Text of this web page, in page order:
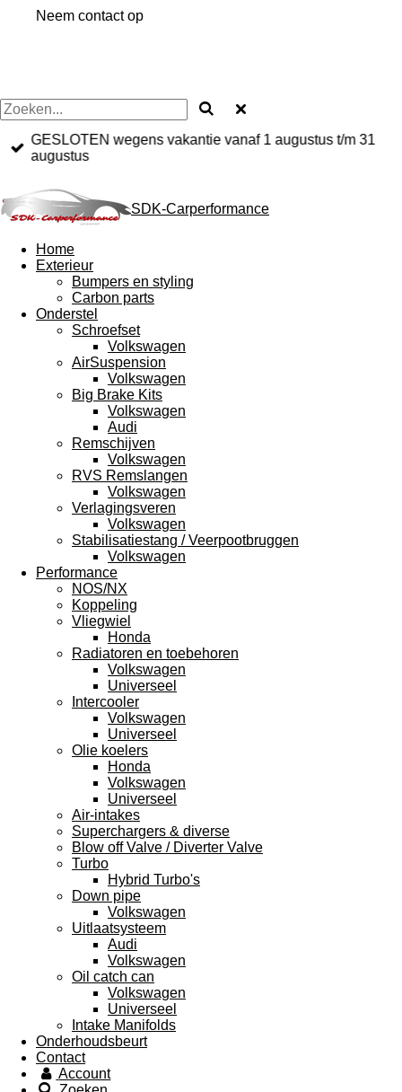
Neem contact op
GESLOTEN wegens vakantie vanaf 1 augustus t/m 31
augustus
SDK-Carperformance
Home
Exterieur
Bumpers en styling
Carbon parts
Onderstel
Schroefset
Volkswagen
AirSuspension
Volkswagen
Big Brake Kits
Volkswagen
Audi
Remschijven
Volkswagen
RVS Remslangen
Volkswagen
Verlagingsveren
Volkswagen
Stabilisatiestang / Veerpootbruggen
Volkswagen
Performance
NOS/NX
Koppeling
Vliegwiel
Honda
Radiatoren en toebehoren
Volkswagen
Universeel
Intercooler
Volkswagen
Universeel
Olie koelers
Honda
Volkswagen
Universeel
Air-intakes
Superchargers & diverse
Blow off Valve / Diverter Valve
Turbo
Hybrid Turbo's
Down pipe
Volkswagen
Uitlaatsysteem
Audi
Volkswagen
Oil catch can
Volkswagen
Universeel
Intake Manifolds
Onderhoudsbeurt
Contact
Account